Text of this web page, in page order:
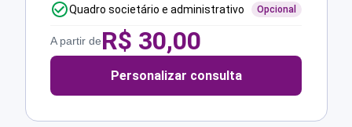
Quadro societário e administrativo Opcional
A partir deR$ 30,00
Personalizar consulta